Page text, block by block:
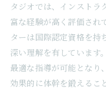
タジオでは、インストラ
富な経験が高く評価され
ターは国際認定資格を持
深い理解を有しています
最適な指導が可能となり
効果的に体幹を鍛えるこ